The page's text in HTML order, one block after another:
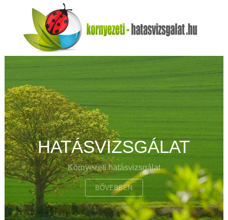
HATÁSVIZSGÁLAT
Környezeti hatásvizsgálat
BŐVEBBEN